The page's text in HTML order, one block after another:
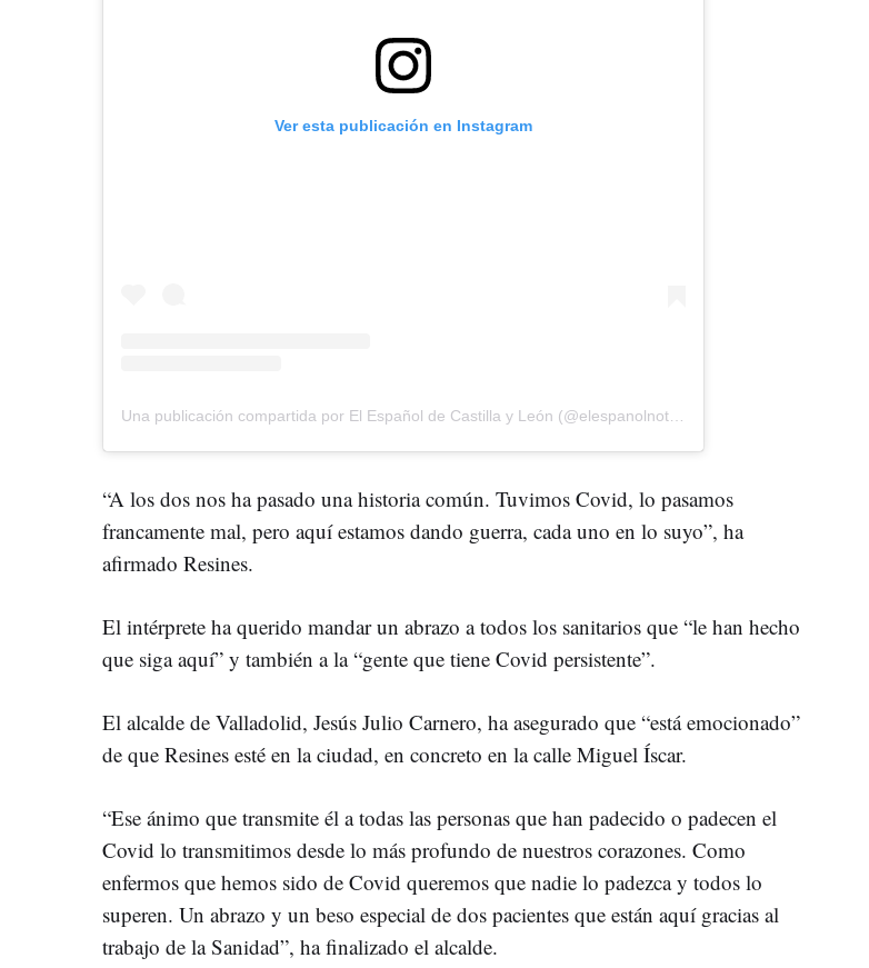
Ver esta publicación en Instagram
“A los dos nos ha pasado una historia común. Tuvimos Covid, lo pasamos
francamente mal, pero aquí estamos dando guerra, cada uno en lo suyo”, ha
afirmado Resines.
El intérprete ha querido mandar un abrazo a todos los sanitarios que “le han hecho
que siga aquí” y también a la “gente que tiene Covid persistente”.
El alcalde de Valladolid, Jesús Julio Carnero, ha asegurado que “está emocionado”
de que Resines esté en la ciudad, en concreto en la calle Miguel Íscar.
“Ese ánimo que transmite él a todas las personas que han padecido o padecen el
Covid lo transmitimos desde lo más profundo de nuestros corazones. Como
enfermos que hemos sido de Covid queremos que nadie lo padezca y todos lo
superen. Un abrazo y un beso especial de dos pacientes que están aquí gracias al
trabajo de la Sanidad”, ha finalizado el alcalde.